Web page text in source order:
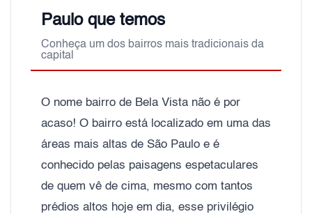
Paulo que temos
Conheça um dos bairros mais tradicionais da
capital
O nome bairro de Bela Vista não é por
acaso! O bairro está localizado em uma das
áreas mais altas de São Paulo e é
conhecido pelas paisagens espetaculares
de quem vê de cima, mesmo com tantos
prédios altos hoje em dia, esse privilégio